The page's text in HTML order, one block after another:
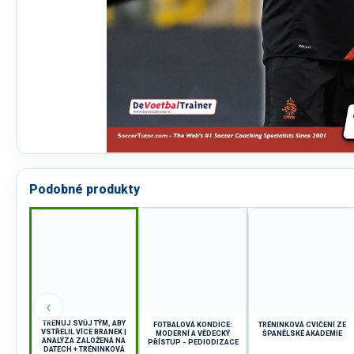
Podobné produkty
‹
TRÉNUJ SVŮJ TÝM, ABY
VSTŘELIL VÍCE BRANEK |
ANALÝZA ZALOŽENÁ NA
DATECH + TRÉNINKOVÁ
FOTBALOVÁ KONDICE:
MODERNÍ A VĚDECKÝ
PŘÍSTUP - PEDIODIZACE
TRÉNINKOVÁ CVIČENÍ ZE
ŠPANĚLSKÉ AKADEMIE